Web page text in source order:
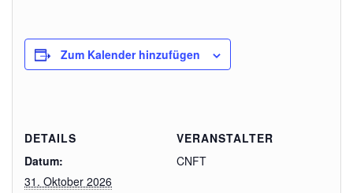
Zum Kalender hinzufügen
DETAILS
Datum:
31. Oktober 2026
VERANSTALTER
CNFT